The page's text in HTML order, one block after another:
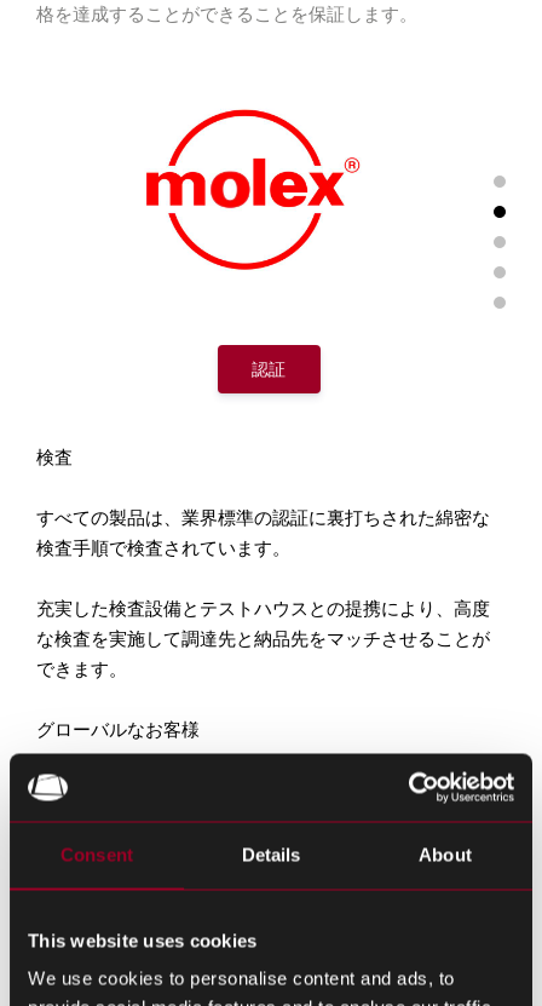
Consent Details About
This website uses cookies
We use cookies to personalise content and ads, to
格を達成することができることを保証します。
認証
検査
すべての製品は、業界標準の認証に裏打ちされた綿密な
検査手順で検査されています。
充実した検査設備とテストハウスとの提携により、高度
な検査を実施して調達先と納品先をマッチさせることが
できます。
グローバルなお客様
当社の国際的なオフィスとサービスは、お客様に利便性
と柔軟性を提供します。
ブルーチップ、ティア
、ティア ODM、CEM
EMSのお客様とお取引させていただいて
24 時間365日の調達・購買処理能力により、お客様が必